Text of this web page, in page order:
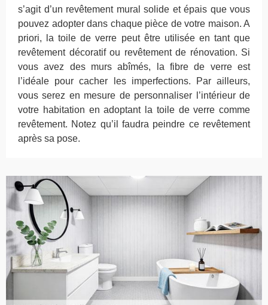
s’agit d’un revêtement mural solide et épais que vous
pouvez adopter dans chaque pièce de votre maison. A
priori, la toile de verre peut être utilisée en tant que
revêtement décoratif ou revêtement de rénovation. Si
vous avez des murs abîmés, la fibre de verre est
l’idéale pour cacher les imperfections. Par ailleurs,
vous serez en mesure de personnaliser l’intérieur de
votre habitation en adoptant la toile de verre comme
revêtement. Notez qu’il faudra peindre ce revêtement
après sa pose.